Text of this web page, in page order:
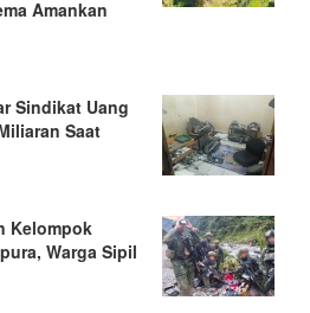
Amankan
Sindikat Uang
Saat
Kelompok
Warga Sipil